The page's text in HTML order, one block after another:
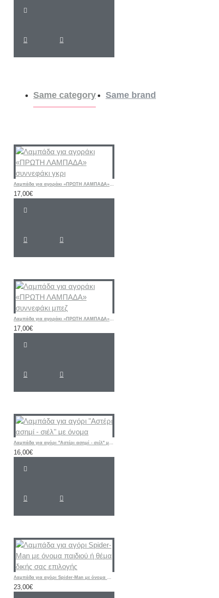
Same category Same brand
Λαμπάδα για αγοράκι «ΠΡΩΤΗ ΛΑΜΠΑΔΑ» συννεφάκι γκρι
17,00€
Λαμπάδα για αγοράκι «ΠΡΩΤΗ ΛΑΜΠΑΔΑ» συννεφάκι μπεζ
17,00€
Λαμπάδα για αγόρι "Αστέρι ασημί - σιέλ" με όνομα
16,00€
Λαμπάδα για αγόρι Spider-Man με όνομα παιδιού ή θέμα δικής σας επιλογής
23,00€